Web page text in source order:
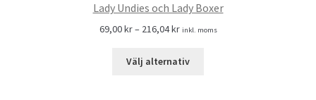
Lady Undies och Lady Boxer
69,00kr– 216,04kr inkl. moms
Välj alternativ